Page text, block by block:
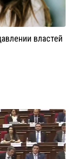
властей